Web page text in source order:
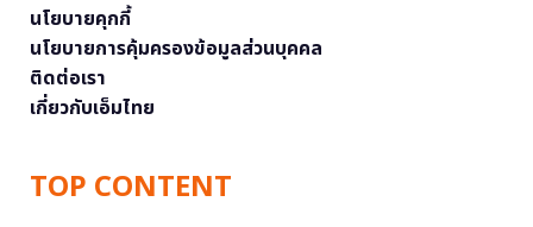
นโยบายคุกกี้
นโยบายการคุ้มครองข้อมูลส่วนบุคคล
ติดต่อเรา
เกี่ยวกับเอ็มไทย
TOP CONTENT